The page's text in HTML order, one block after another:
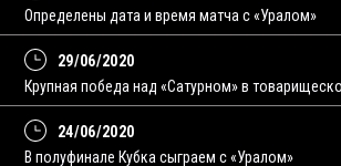
Определены дата и время матча с «Уралом»
29/06/2020
Крупная победа над «Сатурном» в
24/06/2020
В полуфинале Кубка сыграем с «Уралом»